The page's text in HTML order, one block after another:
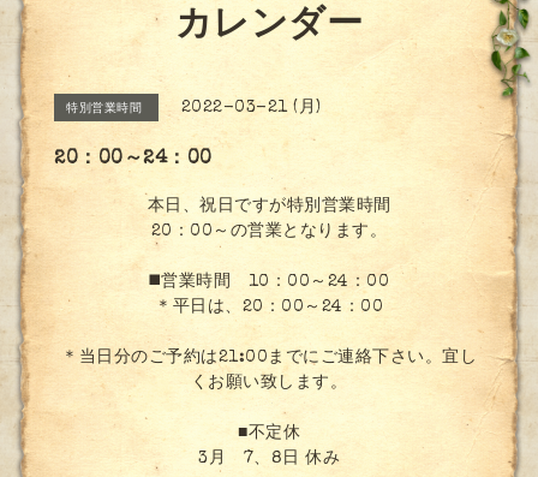
カレンダー
特別営業時間 2022-03-21 (月)
20：00～24：00
本日、祝日ですが特別営業時間
20：00～の営業となります。
◼️営業時間 10：00～24：00
＊平日は、20：00～24：00
＊当日分のご予約は21:00までにご連絡下さい。宜し
くお願い致します。
■不定休
3月 7、8日 休み